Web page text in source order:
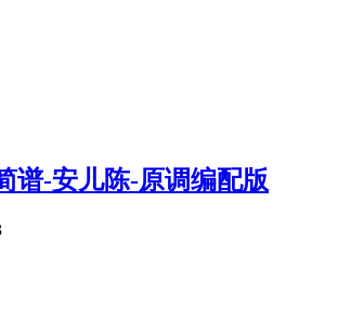
谱-安儿陈-原调编配版